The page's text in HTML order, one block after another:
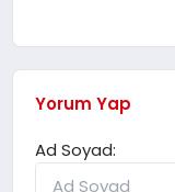
Yorum Yap
Ad Soyad: